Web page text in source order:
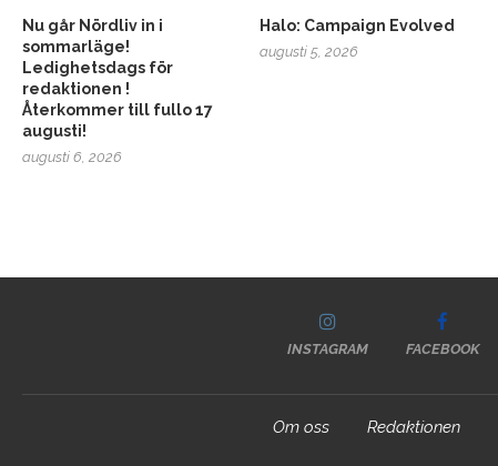
Nu går Nördliv in i
sommarläge!
Ledighetsdags för
redaktionen !
Återkommer till fullo 17
augusti!
augusti 6, 2026
Halo: Campaign Evolved
augusti 5, 2026
INSTAGRAM FACEBOOK
Om oss Redaktionen